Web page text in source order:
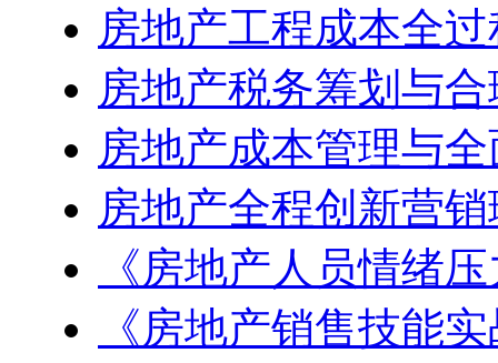
房地产工程成本全
房地产税务筹划与
房地产成本管理与
房地产全程创新营
《房地产人员情绪
《房地产销售技能